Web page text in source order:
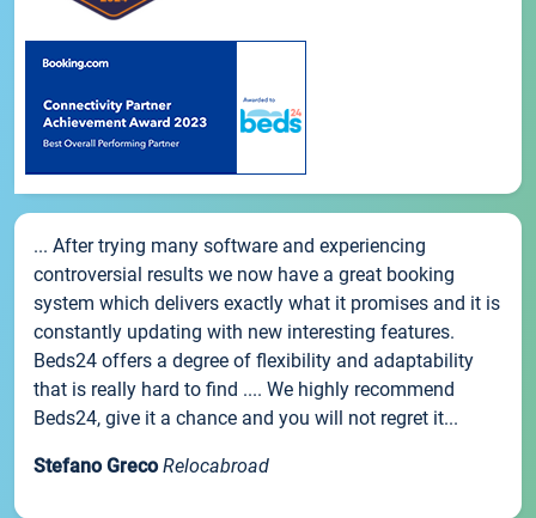
... After trying many software and experiencing
controversial results we now have a great booking
system which delivers exactly what it promises and it is
constantly updating with new interesting features.
Beds24 offers a degree of flexibility and adaptability
that is really hard to find .... We highly recommend
Beds24, give it a chance and you will not regret it...
Stefano Greco Relocabroad